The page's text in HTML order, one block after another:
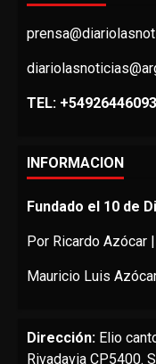
TEL:
INFORMACION
Fundado el 10 de
Por Ricardo Azócar
Mauricio Luis
Dirección: Elio
Rivadavia CP5400.